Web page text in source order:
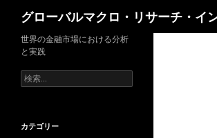
グローバルマクロ・リサーチ・イ
世界の金融市場における分析
と実践
検
索:
カテゴリー